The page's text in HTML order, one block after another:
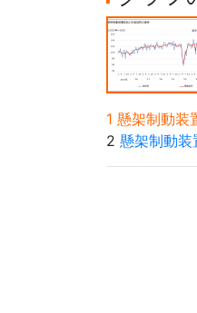
1 懸架制動
2 懸架制動装